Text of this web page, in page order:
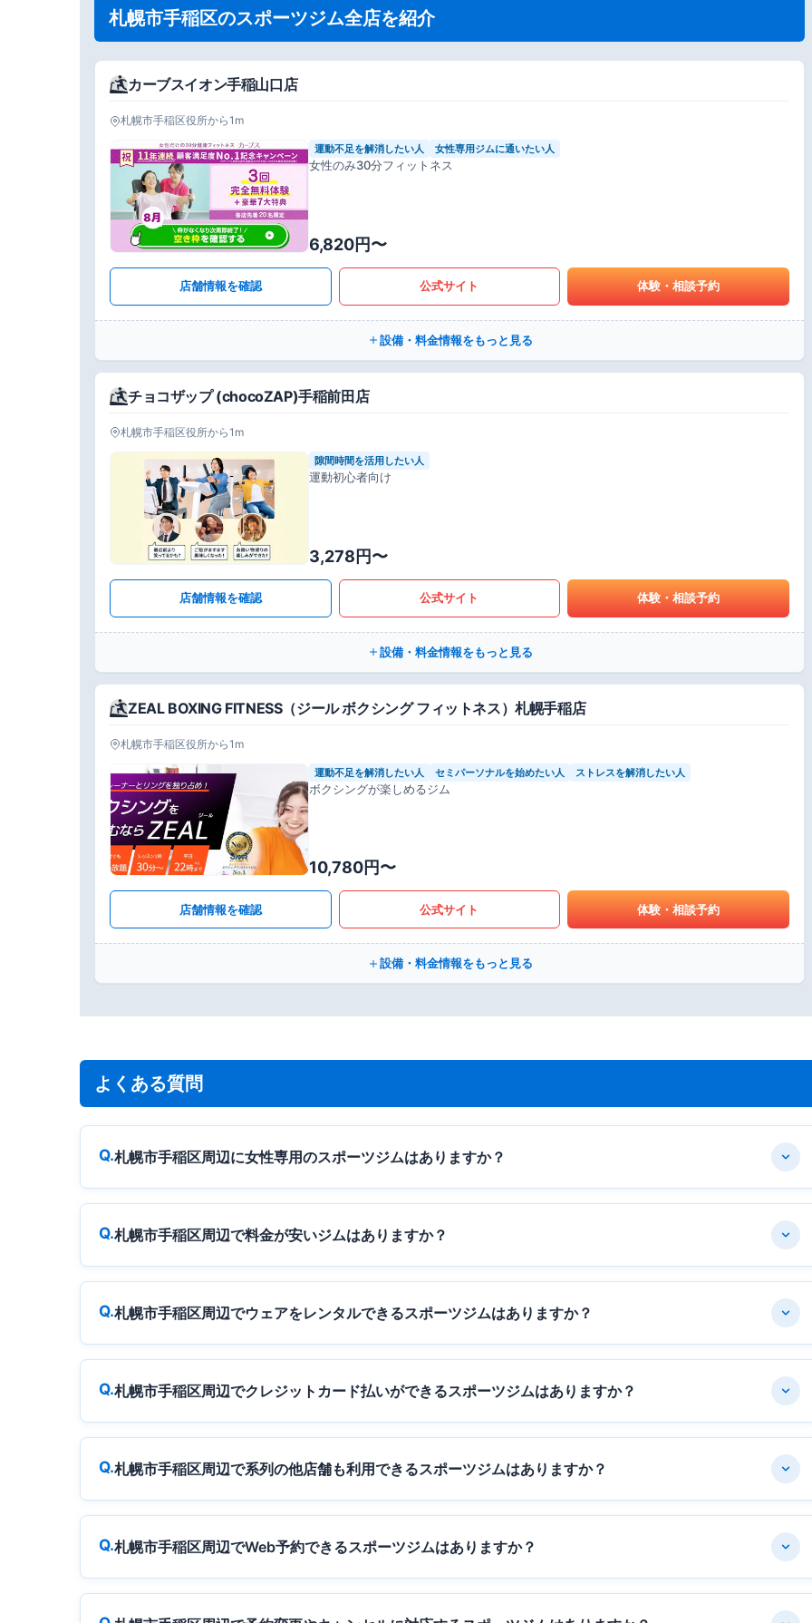
札幌市手稲区のスポーツジム全店を紹介
カーブスイオン手稲山口店
札幌市手稲区役所から1m
運動不足を解消したい人 女性専用ジムに通いたい人
女性のみ30分フィットネス
6,820円〜
店舗情報を確認 公式サイト 体験・相談予約
設備・料金情報をもっと見る
チョコザップ (chocoZAP)手稲前田店
札幌市手稲区役所から1m
隙間時間を活用したい人
運動初心者向け
3,278円〜
店舗情報を確認 公式サイト 体験・相談予約
設備・料金情報をもっと見る
ZEAL BOXING FITNESS（ジール ボクシング フィットネス）札幌手稲店
札幌市手稲区役所から1m
運動不足を解消したい人 セミパーソナルを始めたい人 ストレスを解消したい人
ボクシングが楽しめるジム
10,780円〜
店舗情報を確認 公式サイト 体験・相談予約
設備・料金情報をもっと見る
よくある質問
札幌市手稲区周辺に女性専用のスポーツジムはありますか？
札幌市手稲区周辺で料金が安いジムはありますか？
札幌市手稲区周辺でウェアをレンタルできるスポーツジムはありますか？
札幌市手稲区周辺でクレジットカード払いができるスポーツジムはありますか？
札幌市手稲区周辺で系列の他店舗も利用できるスポーツジムはありますか？
札幌市手稲区周辺でWeb予約できるスポーツジムはありますか？